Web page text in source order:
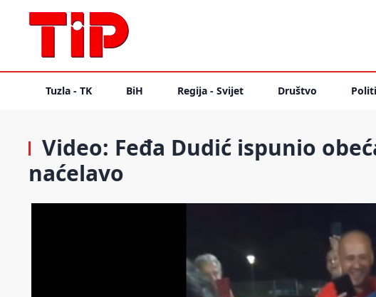
Tuzla - TK BiH Regija - Svijet Društvo
Video: Feđa Dudić ispunio
naćelavo